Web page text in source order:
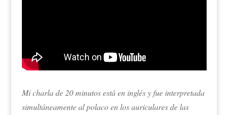
Mi charla de 20 minutos está en inglés y fue interpretada
simultáneamente al polaco en los auriculares de las